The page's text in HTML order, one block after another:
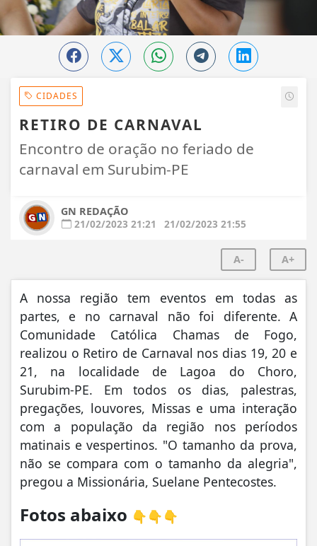
CIDADES
RETIRO DE CARNAVAL
Encontro de oração no feriado de
carnaval em Surubim-PE
GN REDAÇÃO
21/02/2023 21:21
21/02/2023 21:55
A- A+
A nossa região tem eventos em todas as
partes, e no carnaval não foi diferente. A
Comunidade Católica Chamas de Fogo,
realizou o Retiro de Carnaval nos dias 19, 20 e
21, na localidade de Lagoa do Choro,
Surubim-PE. Em todos os dias, palestras,
pregações, louvores, Missas e uma interação
com a população da região nos períodos
matinais e vespertinos. "O tamanho da prova,
não se compara com o tamanho da alegria",
pregou a Missionária, Suelane Pentecostes.
Fotos abaixo 👇👇👇